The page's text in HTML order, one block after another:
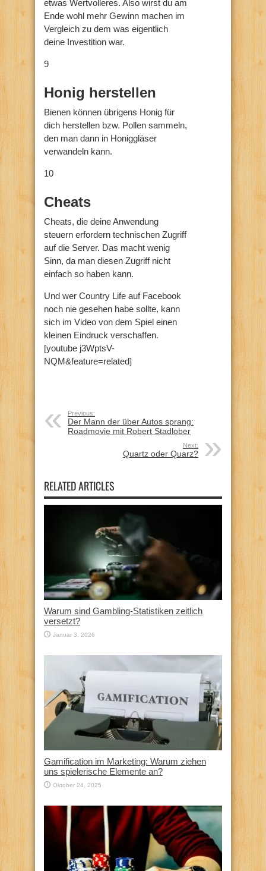
etwas Wertvolleres. Also wirst du am
Ende wohl mehr Gewinn machen im
Vergleich zu dem was eigentlich
deine Investition war.
9
Honig herstellen
Bienen können übrigens Honig für
dich herstellen bzw. Pollen sammeln,
den man dann in Honiggläser
verwandeln kann.
10
Cheats
Cheats, die deine Anwendung
steuern erfordern technischen Zugriff
auf die Server. Das macht wenig
Sinn, da man diesen Zugriff nicht
einfach so haben kann.
Und wer Country Life auf Facebook
noch nie gesehen habe sollte, kann
sich im Video von dem Spiel einen
kleinen Eindruck verschaffen.
[youtube j3WptsV-
NQM&feature=related]
Previous:
Der Mann der über Autos sprang:
Roadmovie mit Robert Stadlober
Next:
Quartz oder Quarz?
RELATED ARTICLES
Warum sind Gambling-Statistiken zeitlich
versetzt?
Januar 3, 2026
Gamification im Marketing: Warum ziehen
uns spielerische Elemente an?
Oktober 24, 2025